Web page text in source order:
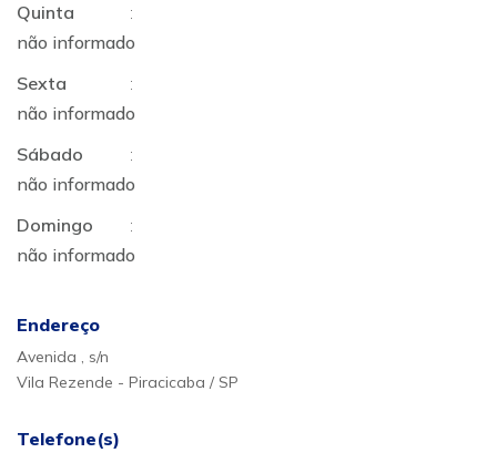
Quinta
:
não informado
Sexta
:
não informado
Sábado
:
não informado
Domingo
:
não informado
Endereço
Avenida , s/n
Vila Rezende - Piracicaba / SP
Telefone(s)